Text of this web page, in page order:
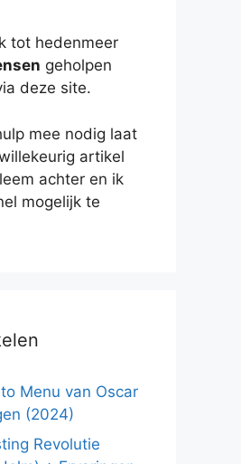
tot hedenmeer
geholpen
deze site.
mee nodig laat
artikel
achter en ik
mogelijk te
Menu van Oscar
(2024)
Revolutie